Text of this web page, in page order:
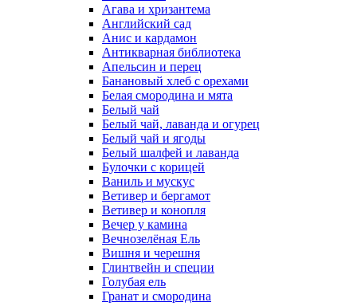
Агава и хризантема
Английский сад
Анис и кардамон
Антикварная библиотека
Апельсин и перец
Банановый хлеб с орехами
Белая смородина и мята
Белый чай
Белый чай, лаванда и огурец
Белый чай и ягоды
Белый шалфей и лаванда
Булочки с корицей
Ваниль и мускус
Ветивер и бергамот
Ветивер и конопля
Вечер у камина
Вечнозелёная Ель
Вишня и черешня
Глинтвейн и специи
Голубая ель
Гранат и смородина